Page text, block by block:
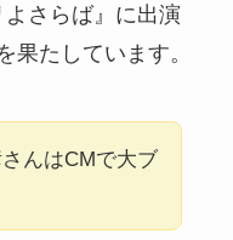
さらば』に出演
果たしています。
んはCMで大ブ